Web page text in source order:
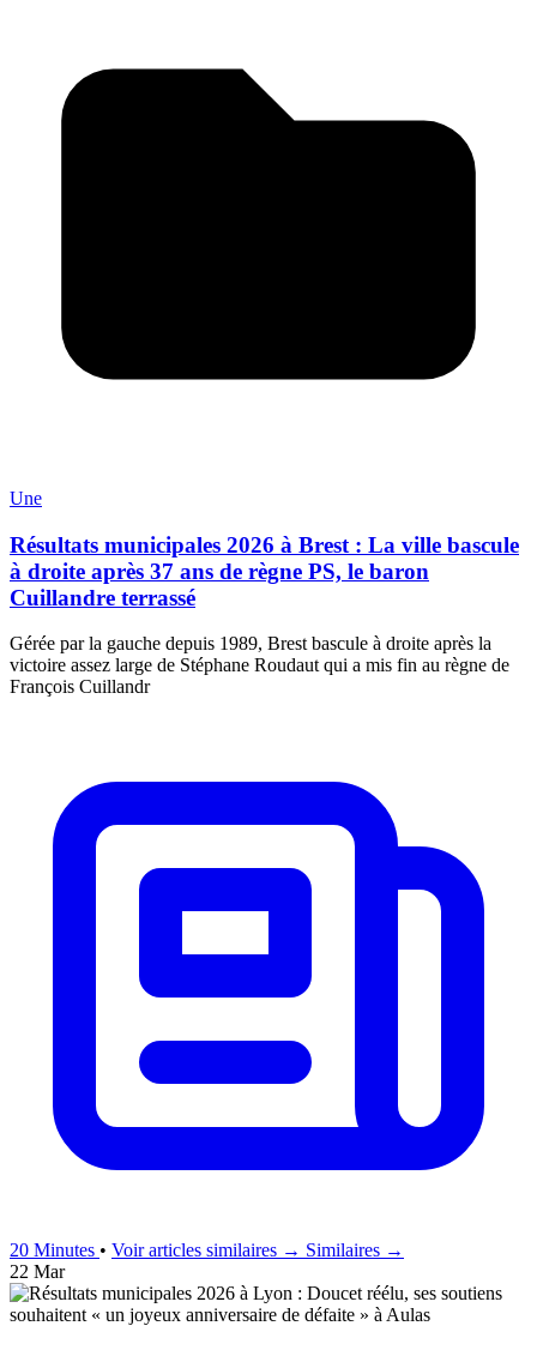
Une
Résultats municipales 2026 à Brest : La ville bascule
à droite après 37 ans de règne PS, le baron
Cuillandre terrassé
Gérée par la gauche depuis 1989, Brest bascule à droite après la
victoire assez large de Stéphane Roudaut qui a mis fin au règne de
François Cuillandr
20 Minutes • Voir articles similaires → Similaires →
22 Mar